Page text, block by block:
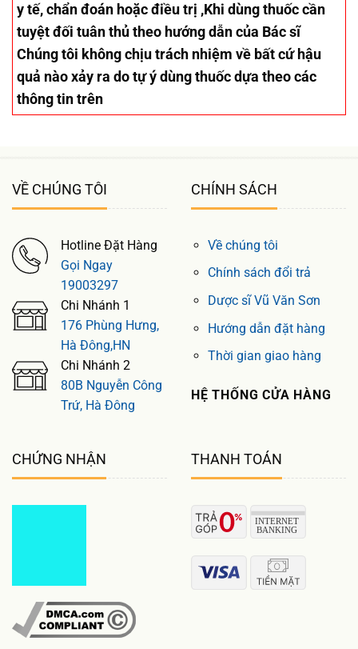
y tế, chẩn đoán hoặc điều trị ,Khi dùng thuốc cần
tuyệt đối tuân thủ theo hướng dẫn của Bác sĩ
Chúng tôi không chịu trách nhiệm về bất cứ hậu
quả nào xảy ra do tự ý dùng thuốc dựa theo các
thông tin trên
VỀ CHÚNG TÔI
Hotline Đặt Hàng
Gọi Ngay
19003297
Chi Nhánh 1
176 Phùng Hưng,
Hà Đông,HN
Chi Nhánh 2
80B Nguyễn Công
Trứ, Hà Đông
CHÍNH SÁCH
Về chúng tôi
Chính sách đổi trả
Dược sĩ Vũ Văn Sơn
Hướng dẫn đặt hàng
Thời gian giao hàng
HỆ THỐNG CỬA HÀNG
CHỨNG NHẬN THANH TOÁN